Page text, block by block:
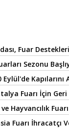
Fuar
Sezonu
Kapılarını
Fuarı İçin Geri
Hayvancılık
Fuarı İhracatçı